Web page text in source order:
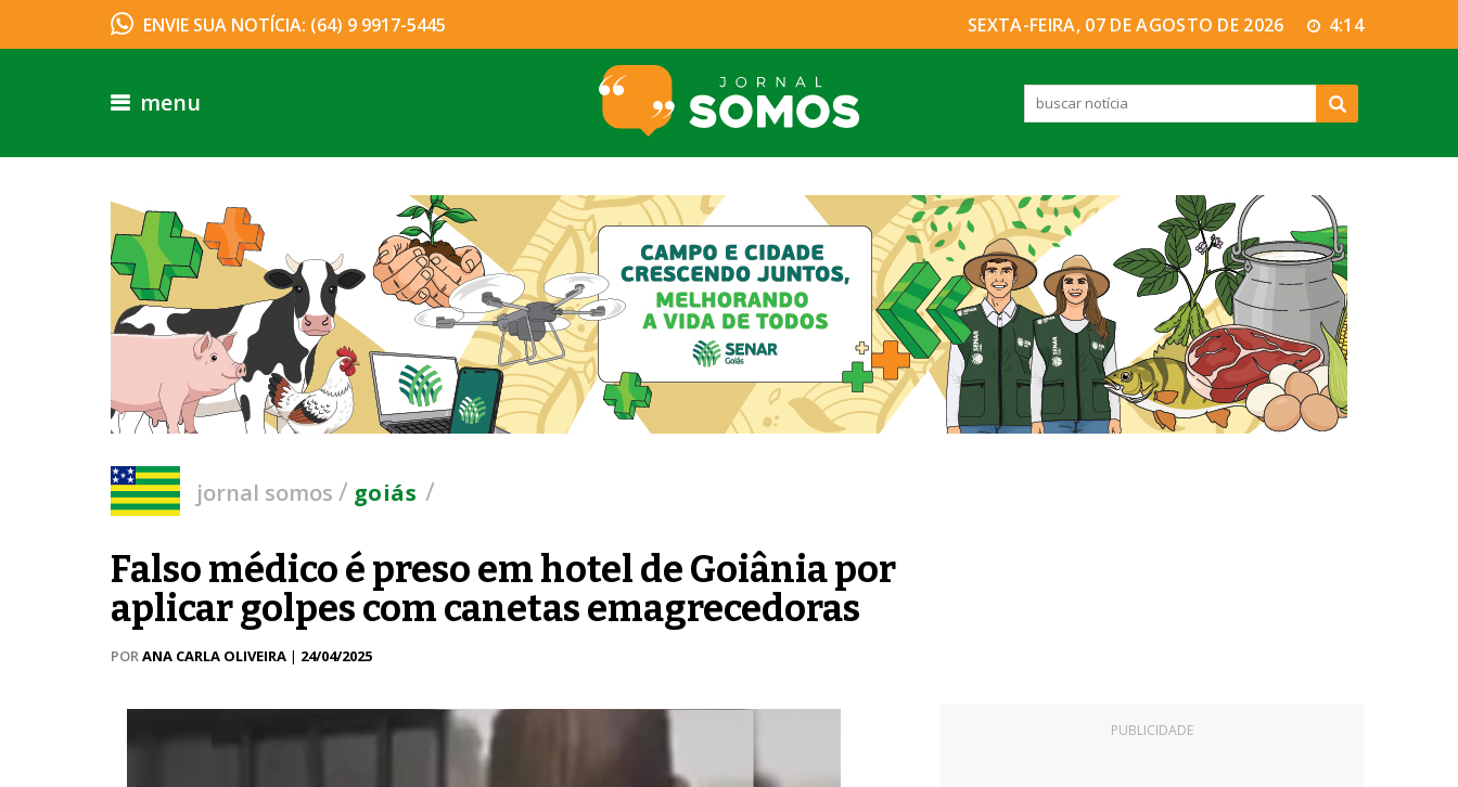
ENVIE SUA NOTÍCIA: (64) 9 9917-5445 SEXTA-FEIRA, 07 DE AGOSTO DE 2026 4:14
menu
jornal somos / goiás /
Falso médico é preso em hotel de Goiânia por
aplicar golpes com canetas emagrecedoras
PORANA CARLA OLIVEIRA | 24/04/2025
PUBLICIDADE